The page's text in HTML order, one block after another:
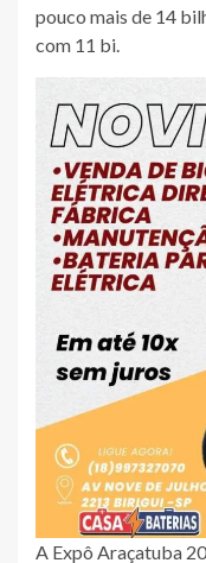
pouco mais de 14
com 11 bi.
A Expô Araçatuba